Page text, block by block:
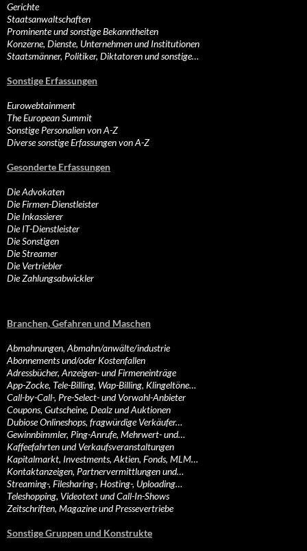
Gerichte
Staatsanwaltschaften
Prominente und sonstige Bekanntheiten
Konzerne, Dienste, Unternehmen und Institutionen
Staatsmänner, Politiker, Diktatoren und sonstige…
Sonstige Erfassungen
Eurowebtainment
The European Summit
Sonstige Personalien von A-Z
Diverse sonstige Erfassungen von A-Z
Gesonderte Erfassungen
Die Advokaten
Die Firmen-Dienstleister
Die Inkassierer
Die IT-Dienstleister
Die Sonstigen
Die Streamer
Die Vertriebler
Die Zahlungsabwickler
Branchen, Gefahren und Maschen
Abmahnungen, Abmahn/anwälte/industrie
Abonnements und/oder Kostenfallen
Adressbücher, Anzeigen- und Firmeneinträge
App-Zocke, Tele-Billing, Wap-Billing, Klingeltöne…
Call-by-Call-, Pre-Select- und Vorwahl-Anbieter
Coupons, Gutscheine, Dealz und Auktionen
Dubiose Onlineshops, fragwürdige Verkäufer…
Gewinnbimmler, Ping-Anrufe, Mehrwert- und…
Kaffeefahrten und Verkaufsveranstaltungen
Kapitalmarkt, Investments, Aktien, Fonds, MLM…
Kontaktanzeigen, Partnervermittlungen und…
Streaming-, Filesharing-, Hosting-, Uploading…
Teleshopping, Videotext und Call-In-Shows
Zeitschriften, Magazine und Pressevertriebe
Sonstige Gruppen und Konstrukte